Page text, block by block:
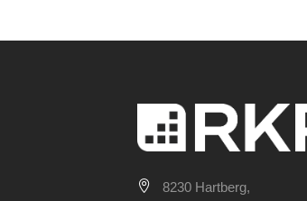
8230 Hartberg,